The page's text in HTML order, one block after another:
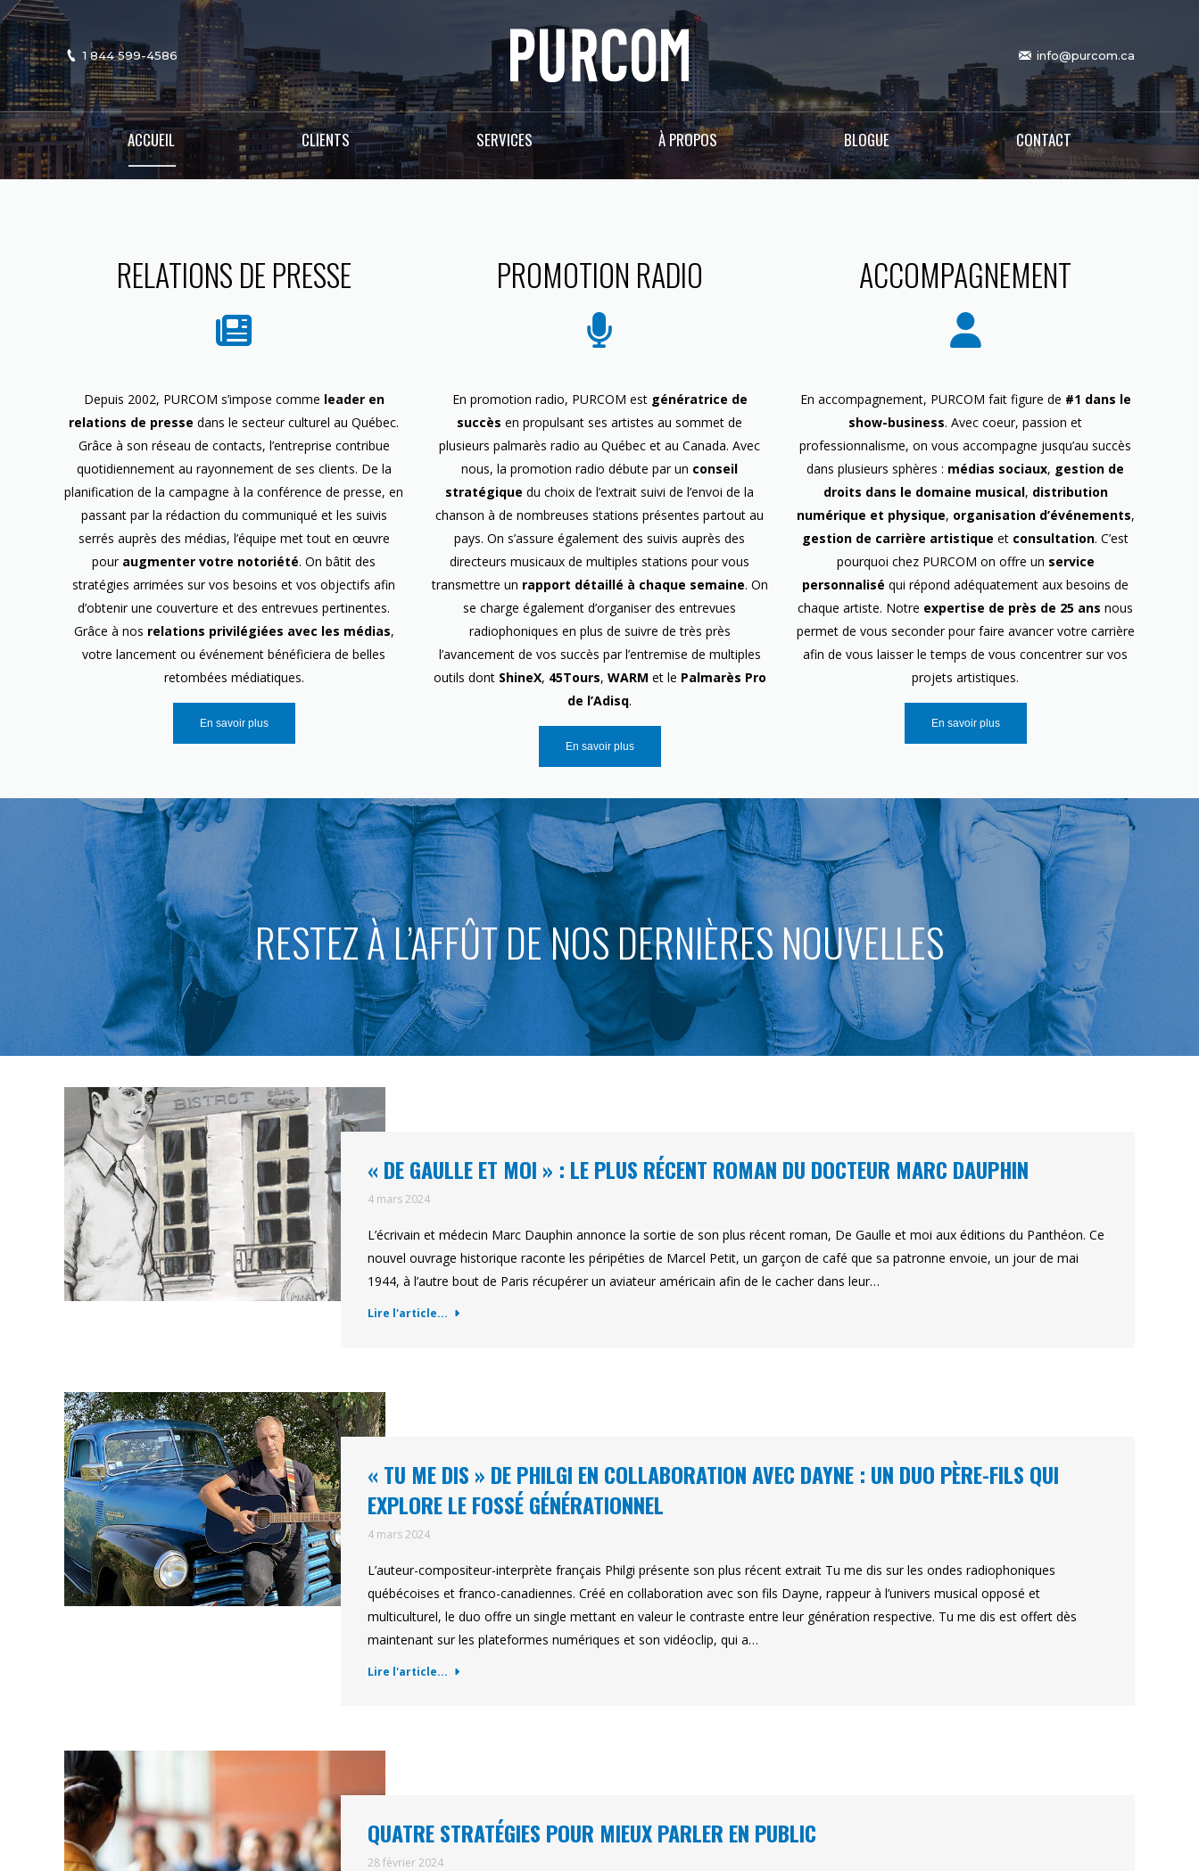
1 844 599-4586 info@purcom.ca
ACCUEIL CLIENTS SERVICES À PROPOS BLOGUE CONTACT
RELATIONS DE PRESSE
Depuis 2002, PURCOM s’impose comme leader en
relations de presse dans le secteur culturel au Québec.
Grâce à son réseau de contacts, l’entreprise contribue
quotidiennement au rayonnement de ses clients. De la
planification de la campagne à la conférence de presse, en
passant par la rédaction du communiqué et les suivis
serrés auprès des médias, l’équipe met tout en œuvre
pour augmenter votre notoriété. On bâtit des
stratégies arrimées sur vos besoins et vos objectifs afin
d’obtenir une couverture et des entrevues pertinentes.
Grâce à nos relations privilégiées avec les médias,
votre lancement ou événement bénéficiera de belles
retombées médiatiques.
En savoir plus
PROMOTION RADIO
En promotion radio, PURCOM est génératrice de
succès en propulsant ses artistes au sommet de
plusieurs palmarès radio au Québec et au Canada. Avec
nous, la promotion radio débute par un conseil
stratégique du choix de l’extrait suivi de l’envoi de la
chanson à de nombreuses stations présentes partout au
pays. On s’assure également des suivis auprès des
directeurs musicaux de multiples stations pour vous
transmettre un rapport détaillé à chaque semaine. On
se charge également d’organiser des entrevues
radiophoniques en plus de suivre de très près
l’avancement de vos succès par l’entremise de multiples
outils dont ShineX, 45Tours, WARM et le Palmarès Pro
de l’Adisq.
En savoir plus
ACCOMPAGNEMENT
En accompagnement, PURCOM fait figure de #1 dans le
show-business. Avec coeur, passion et
professionnalisme, on vous accompagne jusqu’au succès
dans plusieurs sphères : médias sociaux, gestion de
droits dans le domaine musical, distribution
numérique et physique, organisation d’événements,
gestion de carrière artistique et consultation. C’est
pourquoi chez PURCOM on offre un service
personnalisé qui répond adéquatement aux besoins de
chaque artiste. Notre expertise de près de 25 ans nous
permet de vous seconder pour faire avancer votre carrière
afin de vous laisser le temps de vous concentrer sur vos
projets artistiques.
En savoir plus
RESTEZ À L’AFFÛT DE NOS DERNIÈRES NOUVELLES
« DE GAULLE ET MOI » : LE PLUS RÉCENT ROMAN DU DOCTEUR MARC DAUPHIN
4 mars 2024
L’écrivain et médecin Marc Dauphin annonce la sortie de son plus récent roman, De Gaulle et moi aux éditions du Panthéon. Ce
nouvel ouvrage historique raconte les péripéties de Marcel Petit, un garçon de café que sa patronne envoie, un jour de mai
1944, à l’autre bout de Paris récupérer un aviateur américain afin de le cacher dans leur…
Lire l'article...
« TU ME DIS » DE PHILGI EN COLLABORATION AVEC DAYNE : UN DUO PÈRE-FILS QUI
EXPLORE LE FOSSÉ GÉNÉRATIONNEL
4 mars 2024
L’auteur-compositeur-interprète français Philgi présente son plus récent extrait Tu me dis sur les ondes radiophoniques
québécoises et franco-canadiennes. Créé en collaboration avec son fils Dayne, rappeur à l’univers musical opposé et
multiculturel, le duo offre un single mettant en valeur le contraste entre leur génération respective. Tu me dis est offert dès
maintenant sur les plateformes numériques et son vidéoclip, qui a…
Lire l'article...
QUATRE STRATÉGIES POUR MIEUX PARLER EN PUBLIC
28 février 2024